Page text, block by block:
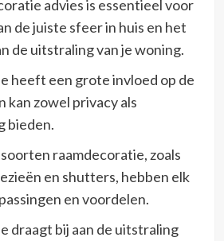
advies is essentieel voor
de juiste sfeer in huis en het
de uitstraling van je woning.
heeft een grote invloed op de
kan zowel privacy als
bieden.
raamdecoratie, zoals
en shutters, hebben elk
en voordelen.
draagt bij aan de uitstraling